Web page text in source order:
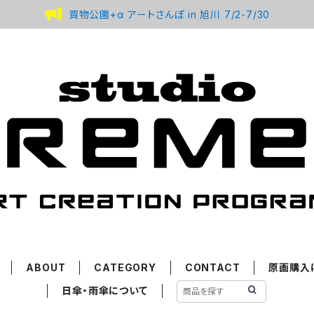
買物公園+α アートさんぽ in 旭川 7/2-7/30
ABOUT CATEGORY CONTACT
原画購入
日傘・雨傘について